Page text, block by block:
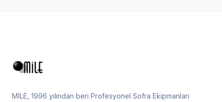
MİLE, 1996 yılından beri Profesyonel Sofra Ekipmanları